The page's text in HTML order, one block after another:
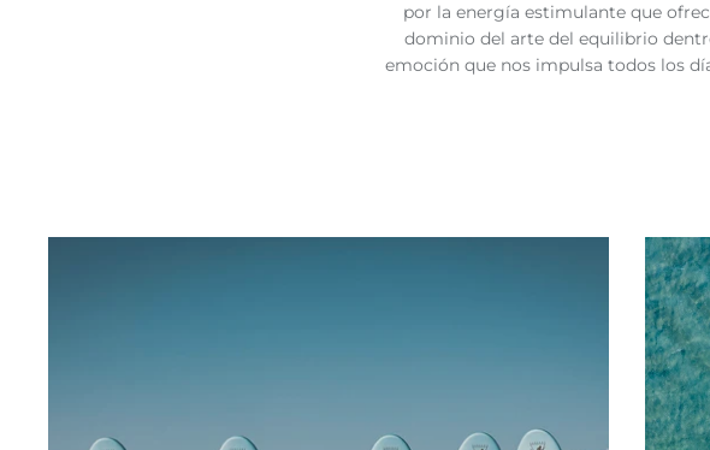
por la energía estimulante que
dominio del arte del equilibrio
emoción que nos impulsa todos los